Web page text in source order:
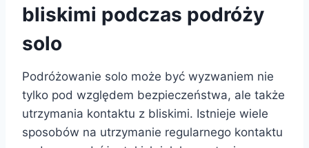
bliskimi podczas podróży
solo
Podróżowanie solo może być wyzwaniem nie
tylko pod względem bezpieczeństwa, ale także
utrzymania kontaktu z bliskimi. Istnieje wiele
sposobów na utrzymanie regularnego kontaktu